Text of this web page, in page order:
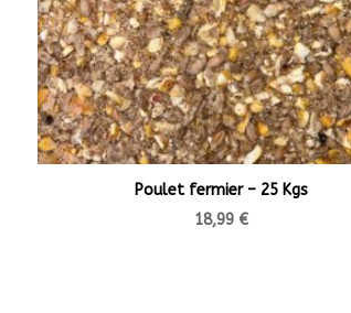
Poulet fermier – 25 Kgs
18,99 €